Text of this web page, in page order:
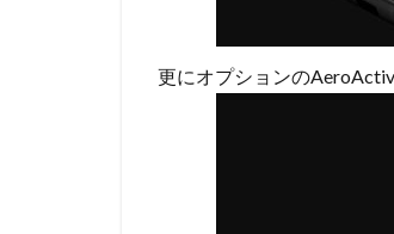
更にオプションの